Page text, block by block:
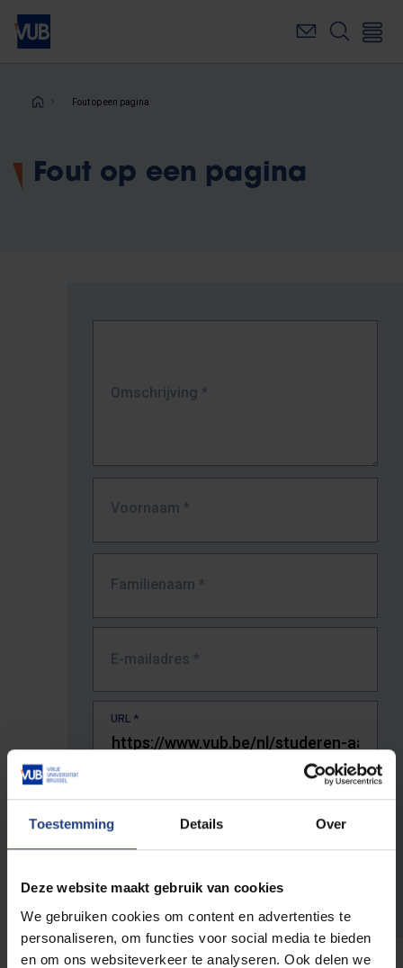
Toestemming Details Over
Deze website maakt gebruik van cookies
We gebruiken cookies om content en advertenties te
personaliseren, om functies voor social media te bieden
en om ons websiteverkeer te analyseren. Ook delen we
Overslaan
naar
inhoudKruimelpad
Fout op een pagina
Fout op een pagina
Omschrijving *
Voornaam *
Familienaam *
E-mailadres *
URL *
De volledige URL van de pagina waar je de fout zag.